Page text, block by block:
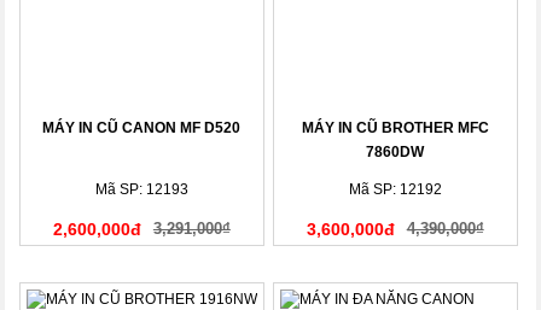
MÁY IN CŨ CANON MF D520
Mã SP: 12193
2,600,000đ 3,291,000₫
MÁY IN CŨ BROTHER MFC
7860DW
Mã SP: 12192
3,600,000đ 4,390,000₫